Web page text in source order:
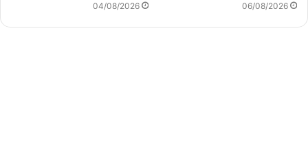
06/08/2026
04/08/2026